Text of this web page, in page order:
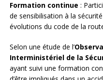
Formation continue :
de sensibilisation à la
évolutions du code de la
Selon une étude de l’
Interministériel de la
ayant suivi une formation